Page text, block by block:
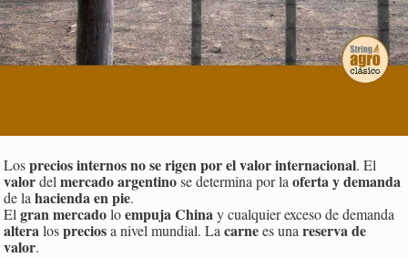
Losprecios internos no se rigen por el valor internacional. El
valordel mercado argentinose determina por laoferta y demanda
de lahacienda en pie.
Elgran mercadoloempuja Chinay cualquier exceso de demanda
alteralospreciosa nivel mundial. Lacarnees unareserva de
valor.